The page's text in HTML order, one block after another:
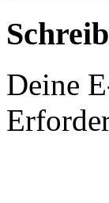
Deine